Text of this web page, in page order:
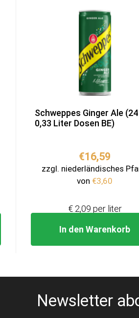
Schweppes Ginger Ale
0,33 Liter Dosen BE)
€16,59
zzgl. niederländisches
von €3,60
In den Warenkorb
€ 2,09 per liter
Newsletter